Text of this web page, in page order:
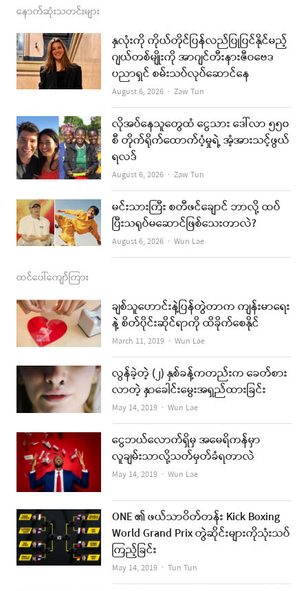
c
e
b
o
k
s
t
a
g
a
m
s
t
u
b
e
i
l
နောက်ဆုံးသတင်းများ
နှလုံးကို ကိုယ်တိုင်ပြန်လည်ပြုပြင်နိုင်မည့်
ဂျယ်တစ်မျိုးကို အာဂျင်တီးနားဇီဝဗေဒ
ပညာရှင် စမ်းသပ်လုပ်ဆောင်နေ
August 6, 2026 Author
Zaw Tun
လိုအပ်နေသူတွေထံ ငွေသား ဒေါ်လာ ၅၅၀
စီ တိုက်ရိုက်ထောက်ပံ့မှုရဲ့ အံ့အားသင့်ဖွယ်
ရလဒ်
August 6, 2026 Author
Zaw Tun
မင်းသားကြီး စတီဖင်ချောင် ဘာလို့ ထပ်
ပြီးသရုပ်မဆောင်ဖြစ်သေးတာလဲ?
August 6, 2026 Author
Wun Lae
ထင်ပေါ်ကျော်ကြား
ချစ်သူဟောင်းနဲ့ပြန်တွဲတာက ကျန်းမာရေး
နဲ့ စိတ်ပိုင်းဆိုင်ရာကို ထိခိုက်စေနိုင်
March 11, 2019 Author
Wun Lae
လွန်ခဲ့တဲ့ (၂) နှစ်ခန့်ကတည်းက ခေတ်စား
လာတဲ့ နှာခေါင်းမွေးအရှည်ထားခြင်း
May 14, 2019 Author
Wun Lae
ငွေဘယ်လောက်ရှိမှ အမေရိကန်မှာ
လူချမ်းသာလို့သတ်မှတ်ခံရတာလဲ
May 14, 2019 Author
Wun Lae
ONE ၏ ဖယ်သာဝိတ်တန်း Kick Boxing
World Grand Prix တွဲဆိုင်းများကိုသုံးသပ်
ကြည့်ခြင်း
May 14, 2019 Author
Tun Tun